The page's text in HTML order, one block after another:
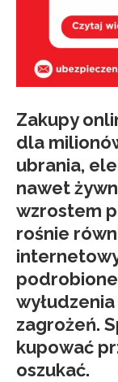
Zakupy
dla
ubrania,
nawet
wzrostem
rośnie
zagrożeń.
kupować
oszukać.